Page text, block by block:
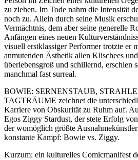
zu ziehen. Im Tode nahm die Intensität
noch zu. Allein durch seine Musik
Vermächtnis, dem aber seine generelle
Anfängen eines neuen
visuell erstklassiger Performer trotzte er
anmutenden Ästhetik allen Klischees
überlebensgroß und schillernd, erschien
manchmal fast surreal.
BOWIE: SERNENSTAUB,
TAGTRÄUME zeichnet die
Karriere von Obskurität zu Ruhm auf.
Egos Ziggy Stardust, der stete Erfolg
der womöglich größte
konstante Kampf: Bowie vs. Ziggy.
Kurzum: ein kulturelles Comicmanifest